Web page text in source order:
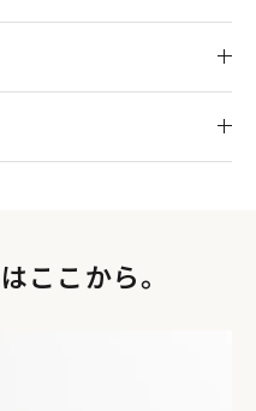
ここから。